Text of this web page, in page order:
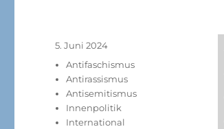
Veröffentlicht
5. Juni 2024
Kategorien
Antifaschismus
Antirassismus
Antisemitismus
Innenpolitik
International